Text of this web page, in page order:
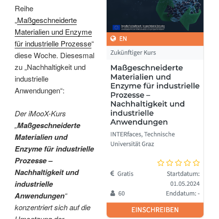
Reihe
„Maßgeschneiderte
Materialien und Enzyme
für industrielle Prozesse“
diese Woche. Diesesmal
zu „Nachhaltigkeit und
industrielle
Anwendungen“:
Der iMooX-Kurs
„Maßgeschneiderte
Materialien und
Enzyme für industrielle
Prozesse –
Nachhaltigkeit und
industrielle
Anwendungen“
konzentriert sich auf die